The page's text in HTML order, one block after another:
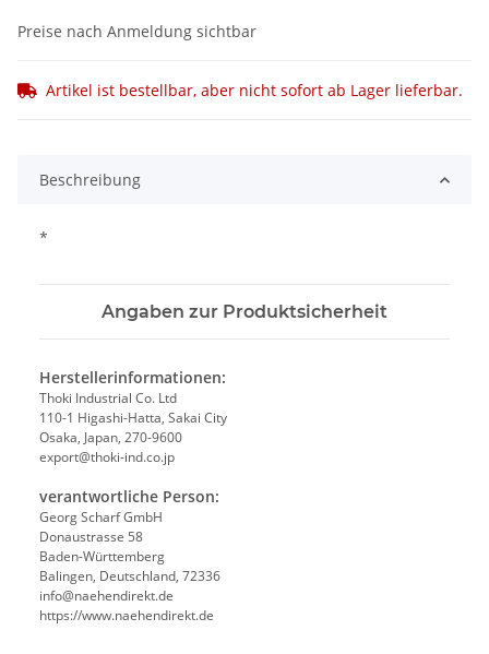
Preise nach Anmeldung sichtbar
Artikel ist bestellbar, aber nicht sofort ab Lager lieferbar.
Beschreibung
*
Angaben zur Produktsicherheit
Herstellerinformationen:
Thoki Industrial Co. Ltd
110-1 Higashi-Hatta, Sakai City
Osaka, Japan, 270-9600
export@thoki-ind.co.jp
verantwortliche Person:
Georg Scharf GmbH
Donaustrasse 58
Baden-Württemberg
Balingen, Deutschland, 72336
info@naehendirekt.de
https://www.naehendirekt.de